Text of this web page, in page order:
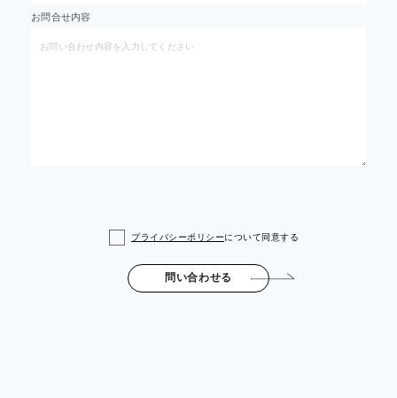
お問合せ内容
プライバシーポリシーについて同意する
問い合わせる